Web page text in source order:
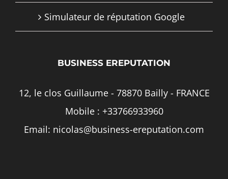
Simulateur de réputation Google
BUSINESS EREPUTATION
12, le clos Guillaume - 78870 Bailly - FRANCE
Mobile : +33766933960
Email: nicolas@business-ereputation.com